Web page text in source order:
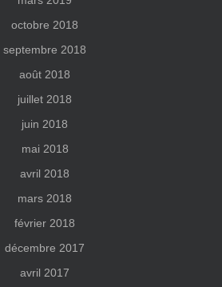
octobre 2018
septembre 2018
août 2018
juillet 2018
juin 2018
mai 2018
avril 2018
mars 2018
février 2018
décembre 2017
avril 2017